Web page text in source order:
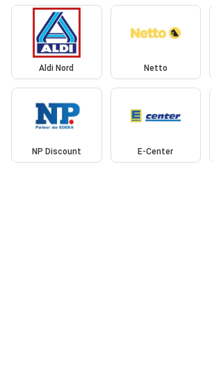
Aldi Nord Netto
NP Discount E-Center